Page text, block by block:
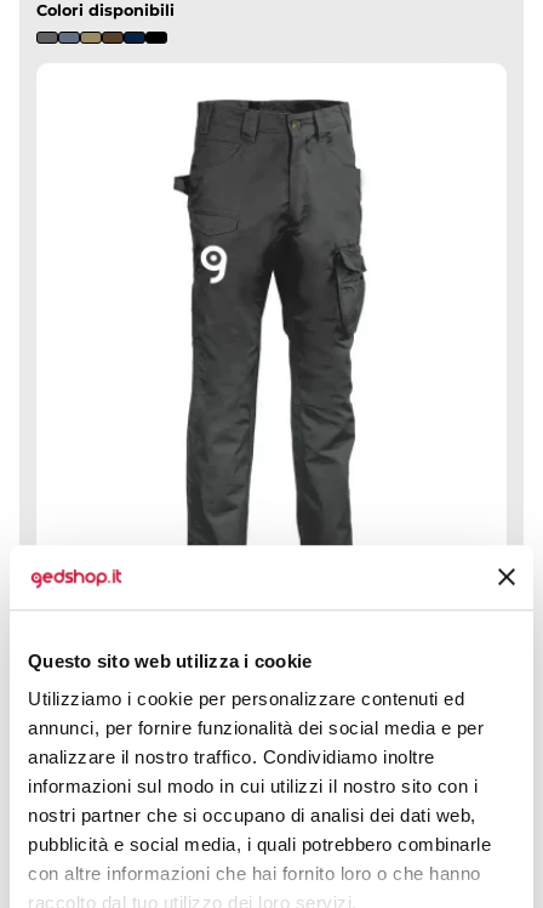
Questo sito web utilizza i cookie
Utilizziamo i cookie per personalizzare contenuti ed
annunci, per fornire funzionalità dei social media e per
analizzare il nostro traffico. Condividiamo inoltre
informazioni sul modo in cui utilizzi il nostro sito con i
nostri partner che si occupano di analisi dei dati web,
pubblicità e social media, i quali potrebbero combinarle
con altre informazioni che hai fornito loro o che hanno
raccolto dal tuo utilizzo dei loro servizi.
Colori disponibili
resistenza per affrontare ogni giornata lavorativa in
totale sicurezza e...
--
CALCOLA PREVENTIVO